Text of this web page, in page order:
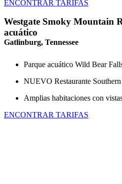
ENCONTRAR TARIFAS
Westgate Smoky Mountain
acuático
Gatlinburg, Tennessee
Parque acuático Wild Bear
NUEVO Restaurante
Amplias habitaciones con
ENCONTRAR TARIFAS